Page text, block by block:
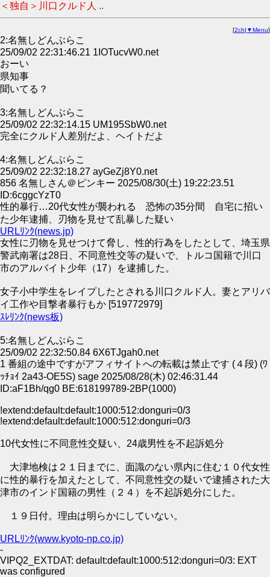
＜独自＞川口クルド人 ..
[2ch| ▼Menu]
2:名無しどんぶらこ
25/09/02 22:31:46.21 1IOTucvW0.net
おーい
県知事
聞いてる？
3:名無しどんぶらこ
25/09/02 22:32:14.15 UM195SbW0.net
完全にクルド人差別だよ、ヘイトだよ
4:名無しどんぶらこ
25/09/02 22:32:18.27 ayGeZj8Y0.net
856 名無しさん＠ピンキー 2025/08/30(土) 19:22:23.51
ID:6cggcYzT0
性的暴行…20代女性が襲われる 恐怖の35分間 自宅に招い
た少年逮捕、刃物を見せて乱暴した疑い
URLﾘﾝｸ(news.jp)
女性に刃物を見せつけて脅し、性的行為をしたとして、埼玉県
警武南署は28日、不同意性交等の疑いで、トルコ国籍で川口
市のアルバイト少年（17）を逮捕した。
女子小中学生をレイプしたとされる川口クルド人。妻とアリバ
イ工作や目撃者暴行もか [519772979]
ｽﾚﾘﾝｸ(news板)
5:名無しどんぶらこ
25/09/02 22:32:50.84 6X6TJgah0.net
1 番組の途中ですがアフィサイトへの転載は禁止です (４段) (ﾜ
ｯﾁｮｲ 2a43-OE5S) sage 2025/08/28(木) 02:46:31.44
ID:aF1Bh/qg0 BE:618199789-2BP(1000)
!extend:default:default:1000:512:donguri=0/3
!extend:default:default:1000:512:donguri=0/3
10代女性に不同意性交疑い、24歳男性を不起訴処分
大津地検は２１日までに、面識のない県内に住む１０代女性
に性的暴行を加えたとして、不同意性交の疑いで逮捕された大
津市のインド国籍の男性（２４）を不起訴処分にした。
１９日付。理由は明らかにしていない。
URLﾘﾝｸ(www.kyoto-np.co.jp)
-
VIPQ2_EXTDAT: default:default:1000:512:donguri=0/3: EXT
was configured